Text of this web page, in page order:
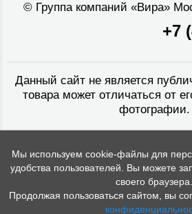
© Группа компаний «Вира»
+7
Данный сайт не является
товара может отличаться от
фотографии.
Мы используем cookie-файлы для
удобства пользователей. Вы можете
своего браузера.
Продолжая пользоваться сайтом, вы